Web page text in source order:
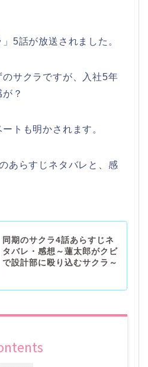
5話が放送されました。
サクラですが、入社5年
？
トも明かされます。
あらすじネタバレと、感
同期のサクラ4話あらすじネ
タバレ・感想～蓮太郎がクビ
で設計部に殴り込むサクラ～